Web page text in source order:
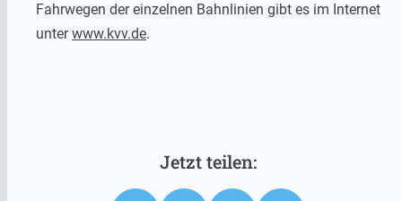
Fahrwegen der einzelnen Bahnlinien gibt es im Internet
unterwww.kvv.de.